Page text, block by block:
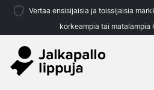
Vertaa ensisijaisia ja toissijaisia
korkeampia tai matalampia